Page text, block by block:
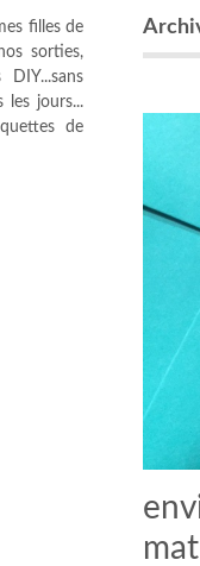
filles de
sorties,
jours...
de